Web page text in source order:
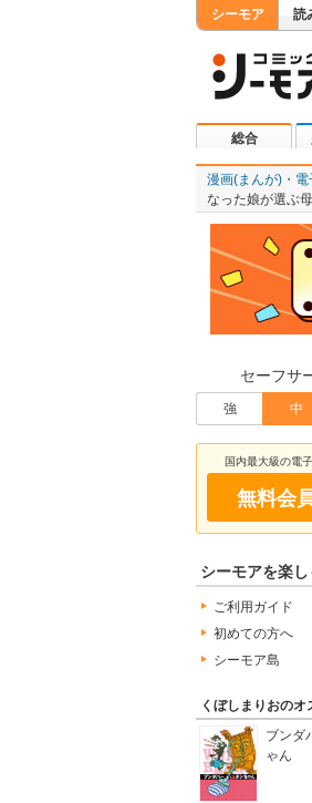
シーモア 読
総合
漫画(まんが)・
なった娘が選ぶ
セーフサ
強 中
国内最大級の電
無料会
シーモアを楽
ご利用ガイド
初めての方へ
シーモア島
くぼしまりおのオ
ブンダ
ゃん